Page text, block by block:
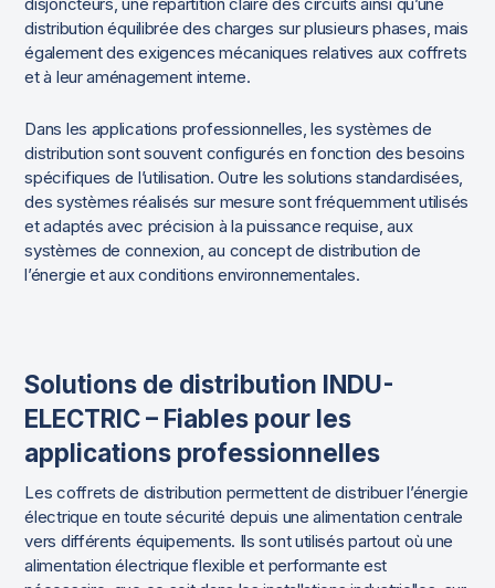
disjoncteurs, une répartition claire des circuits ainsi qu’une
distribution équilibrée des charges sur plusieurs phases, mais
également des exigences mécaniques relatives aux coffrets
et à leur aménagement interne.
Dans les applications professionnelles, les systèmes de
distribution sont souvent configurés en fonction des besoins
spécifiques de l’utilisation. Outre les solutions standardisées,
des systèmes réalisés sur mesure sont fréquemment utilisés
et adaptés avec précision à la puissance requise, aux
systèmes de connexion, au concept de distribution de
l’énergie et aux conditions environnementales.
Solutions de distribution INDU-
ELECTRIC – Fiables pour les
applications professionnelles
Les coffrets de distribution permettent de distribuer l’énergie
électrique en toute sécurité depuis une alimentation centrale
vers différents équipements. Ils sont utilisés partout où une
alimentation électrique flexible et performante est